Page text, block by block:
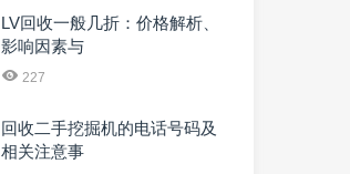
LV回收一般几折：价格解析、
影响因素与
227
回收二手挖掘机的电话号码及
相关注意事